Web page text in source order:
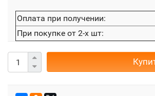
Оплата при получении:
При покупке от 2-х шт: